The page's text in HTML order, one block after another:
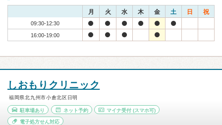
月 火 水 木 金 土 日 祝
09:30-12:30
16:00-19:00
しおもりクリニック
福岡県北九州市小倉北区日明
駐車場あり ネット予約 マイナ受付 (スマホ可)
電子処方せん対応